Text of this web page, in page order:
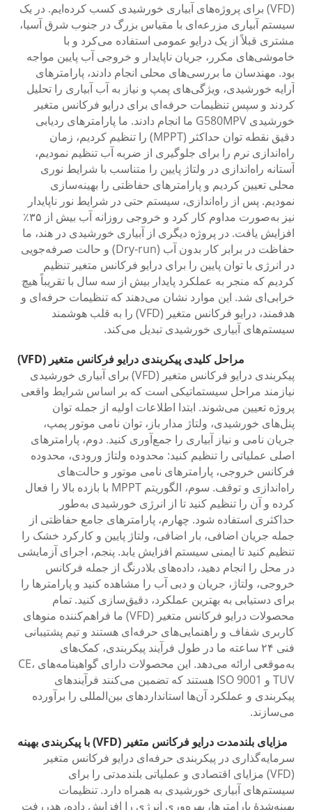
(VFD) برای پروژه‌های آبیاری خورشیدی کسب کرده‌ایم. در یک
سیستم آبیاری مزرعه‌ای با مقیاس بزرگ در جنوب شرق آسیا،
مشتری قبلاً از یک درایو عمومی استفاده می‌کرد و با
خاموشی‌های مکرر، جریان ناپایدار و خروجی آب پایین مواجه
بود. مهندسان ما بررسی‌های محلی انجام دادند، پارامترهای
آرایه خورشیدی، ویژگی‌های پمپ و نیاز به آب آبیاری را تحلیل
کردند و سپس تنظیمات حرفه‌ای برای درایو فرکانس متغیر
خورشیدی G580MPV ما انجام دادند. ما پارامترهای ردیابی
دقیق نقطه توان حداکثر (MPPT) را تنظیم کردیم، زمان
راه‌اندازی نرم را برای جلوگیری از ضربه آب تنظیم نمودیم،
آستانه راه‌اندازی در ولتاژ پایین را متناسب با شرایط نوری
محلی تعیین کردیم و پارامترهای حفاظتی را بهینه‌سازی
نمودیم. پس از راه‌اندازی، سیستم حتی در شرایط نور ناپایدار
نیز به‌صورت مداوم کار کرد و خروجی روزانه آب بیش از ۳۵٪
افزایش یافت. در پروژه دیگری از آبیاری خورشیدی در هند، ما
حفاظت در برابر کار بدون آب (Dry-run) و حالت صرفه‌جویی
در انرژی با توان پایین را برای درایو فرکانس متغیر تنظیم
کردیم که منجر به عملکرد پایدار بیش از سه سال با تقریباً هیچ
خرابی‌ای شد. این موارد نشان می‌دهند که تنظیمات حرفه‌ای و
هدفمند، درایو فرکانس متغیر (VFD) را به قلب هوشمند
سیستم‌های آبیاری خورشیدی تبدیل می‌کند.
مراحل کلیدی پیکربندی درایو فرکانس متغیر (VFD)
پیکربندی درایو فرکانس متغیر (VFD) برای آبیاری خورشیدی
نیازمند مراحل سیستماتیکی است که بر اساس شرایط واقعی
پروژه تعیین می‌شوند. ابتدا اطلاعات اولیه از جمله توان
پنل‌های خورشیدی، ولتاژ مدار باز، توان نامی موتور پمپ،
جریان نامی و نیاز آبیاری را جمع‌آوری کنید. دوم، پارامترهای
اصلی عملیاتی را تنظیم کنید: محدوده ولتاژ ورودی، محدوده
فرکانس خروجی، پارامترهای نامی موتور و حالت‌های
راه‌اندازی و توقف. سوم، الگوریتم MPPT با بازده بالا را فعال
کرده و آن را تنظیم کنید تا از انرژی خورشیدی به‌طور
حداکثری استفاده شود. چهارم، پارامترهای جامع حفاظتی از
جمله جریان اضافی، بار اضافی، ولتاژ پایین و کارکرد خشک را
تنظیم کنید تا ایمنی سیستم افزایش یابد. پنجم، اجرای آزمایشی
در محل را انجام دهید، داده‌های بلادرنگ از جمله فرکانس
خروجی، ولتاژ، جریان و دبی آب را مشاهده کنید و پارامترها را
برای دستیابی به بهترین عملکرد، دقیق‌سازی کنید. تمام
محصولات درایو فرکانس متغیر (VFD) ما فراهم‌کننده منوهای
کاربری شفاف و راهنمایی‌های حرفه‌ای هستند و تیم پشتیبانی
فنی ۲۴ ساعته ما در طول فرآیند پیکربندی، کمک‌های
به‌موقعی ارائه می‌دهد. این محصولات دارای گواهینامه‌های CE،
TUV و ISO 9001 هستند که تضمین می‌کنند فرآیندهای
پیکربندی و عملکرد آن‌ها استانداردهای بین‌المللی را برآورده
می‌سازند.
مزایای بلندمدت درایو فرکانس متغیر (VFD) با پیکربندی بهینه
سرمایه‌گذاری در پیکربندی حرفه‌ای درایو فرکانس متغیر
(VFD) مزایای اقتصادی و عملیاتی بلندمدتی را برای
سیستم‌های آبیاری خورشیدی به همراه دارد. تنظیمات
بهینه‌شدهٔ پارامترها، بهره‌وری انرژی را افزایش داده، هدررفت